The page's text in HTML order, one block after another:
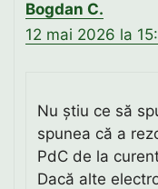
Bogdan C.
12 mai 2026 la
Nu știu ce să
spunea că a
PdC de la
Dacă alte